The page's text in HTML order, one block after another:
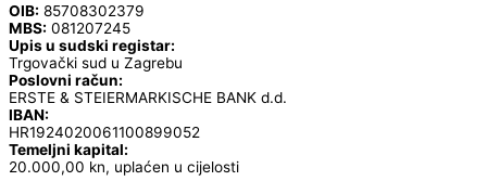
OIB: 85708302379
MBS: 081207245
Upis u sudski registar:
Trgovački sud u Zagrebu
Poslovni račun:
ERSTE & STEIERMARKISCHE BANK d.d.
IBAN:
HR1924020061100899052
Temeljni kapital:
20.000,00 kn, uplaćen u cijelosti